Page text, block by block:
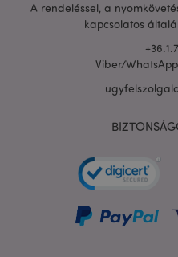
A rendeléssel, a
kapcsolatos
Viber/
adatvédelmi szabályzatát